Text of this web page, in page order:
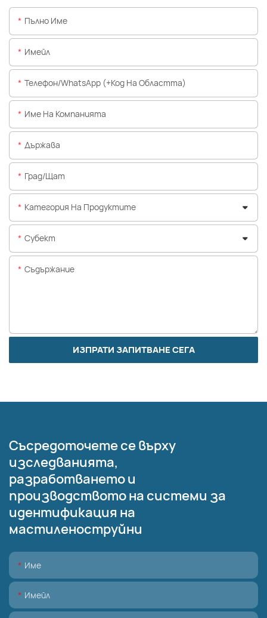
Пълно Име
Имейл
Телефон/WhatsApp (+Код На Областта)
Име На Компанията
Държава
Град/щат
Категория На Продуктите
Субект
Съдържание
ИЗПРАТИ ЗАПИТВАНЕ СЕГА
Съсредоточете се върху
изследванията,
разработването и
производството на системи за
идентификация на
мастиленоструйни
Име
Имейл